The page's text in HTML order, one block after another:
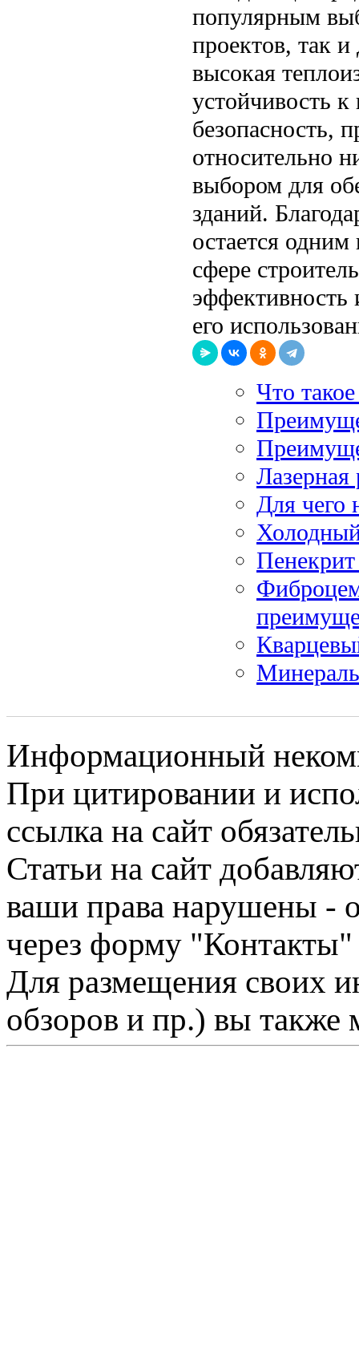
популярным
проектов, так и
высокая
устойчивость к
безопасность,
относительно
выбором для
зданий.
остается
сфере
эффективность
его
Что
Лазерная
Для чего
Холодный
Пенекрит
Информационный
При цитировании и
ссылка на сайт
Статьи на сайт
ваши права нарушены -
через форму "Контакты"
Для размещения своих
обзоров и пр.) вы также